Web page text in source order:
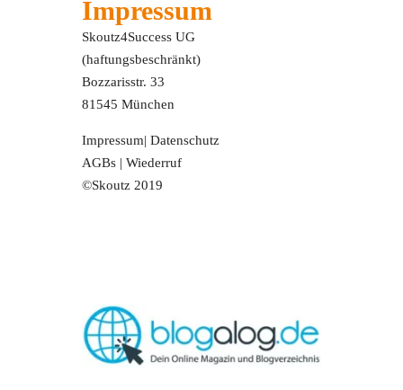
Impressum
Skoutz4Success UG
(haftungsbeschränkt)
Bozzarisstr. 33
81545 München
Impressum|Datenschutz
AGBs |Wiederruf
©Skoutz 2019